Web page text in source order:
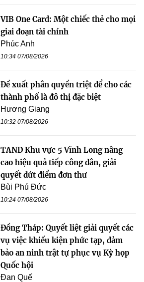
VIB One Card: Một chiếc thẻ cho mọi
giai đoạn tài chính
Phúc Anh
10:34 07/08/2026
Đề xuất phân quyền triệt để cho các
thành phố là đô thị đặc biệt
Hương Giang
10:32 07/08/2026
TAND Khu vực 5 Vĩnh Long nâng
cao hiệu quả tiếp công dân, giải
quyết dứt điểm đơn thư
Bùi Phú Đức
10:24 07/08/2026
Đồng Tháp: Quyết liệt giải quyết các
vụ việc khiếu kiện phức tạp, đảm
bảo an ninh trật tự phục vụ Kỳ họp
Quốc hội
Đan Quế